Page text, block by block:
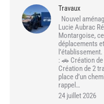
Travaux
Nouvel
Lucie Aubrac
Montargoise,
déplacements
: 🚗 Création
Création de 2
place d’un
rappel…
24 juillet 2026